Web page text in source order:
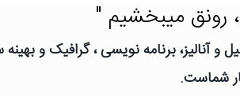
رونق میبخشیم "
و آنالیز، برنامه نویسی ، گرافیک و
شماست.